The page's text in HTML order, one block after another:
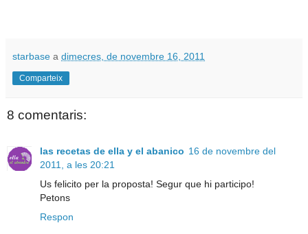
starbase a dimecres, de novembre 16, 2011
Comparteix
8 comentaris:
las recetas de ella y el abanico 16 de novembre del
2011, a les 20:21
Us felicito per la proposta! Segur que hi participo!
Petons
Respon